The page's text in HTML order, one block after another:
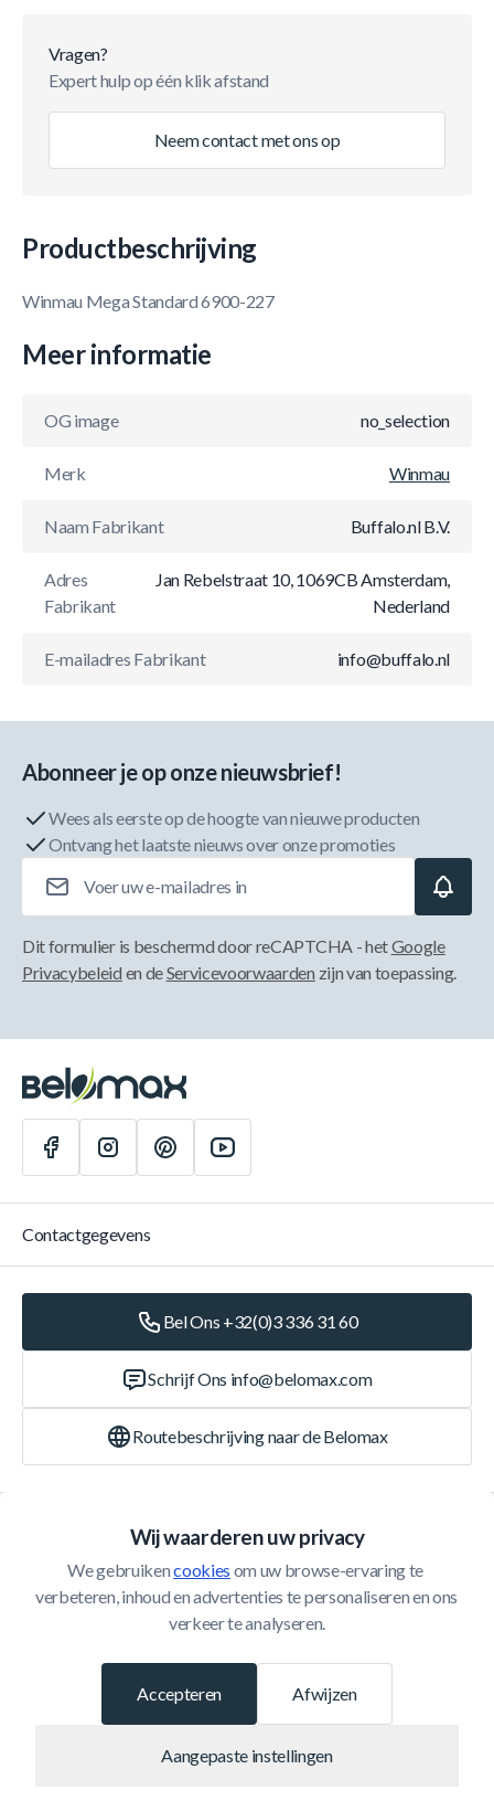
Vragen?
Expert hulp op één klik afstand
Neem contact met ons op
Productbeschrijving
Winmau Mega Standard 6900-227
Meer informatie
OG image no_selection
Merk Winmau
Naam Fabrikant Buffalo.nl B.V.
Adres
Fabrikant
Jan Rebelstraat 10, 1069CB Amsterdam,
Nederland
E-mailadres Fabrikant info@buffalo.nl
Wij waarderen uw privacy
We gebruiken cookies om uw browse-ervaring te
verbeteren, inhoud en advertenties te personaliseren en ons
verkeer te analyseren.
Afwijzen
Aangepaste instellingen
Accepteren
Abonneer je op onze nieuwsbrief!
Wees als eerste op de hoogte van nieuwe producten
Ontvang het laatste nieuws over onze promoties
Dit formulier is beschermd door reCAPTCHA - hetGoogle
Privacybeleid en deServicevoorwaarden zijn van toepassing.
Klantenservice
Contactgegevens
Bel Ons +32(0)3 336 31 60
Schrijf Ons info@belomax.com
Routebeschrijving naar de Belomax